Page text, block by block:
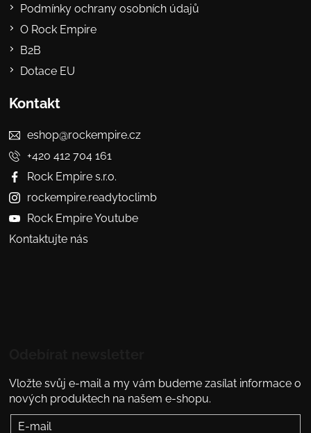
Podmínky ochrany osobních údajů
O Rock Empire
B2B
Dotace EU
Kontakt
eshop@rockempire.cz
+420 412 704 161
Rock Empire s.r.o.
rockempire.readytoclimb
Rock Empire Youtube
Kontaktujte nás
Vložte svůj e-mail a my vám budeme zasílat informace o
nových produktech na našem e-shopu.
E-mail